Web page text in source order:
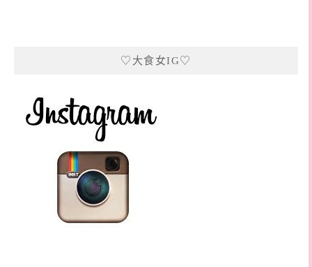
♡大食女IG♡